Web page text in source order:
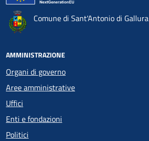
Comune di Sant'Antonio di Gallura
AMMINISTRAZIONE
Organi di governo
Aree amministrative
Uffici
Enti e fondazioni
Politici